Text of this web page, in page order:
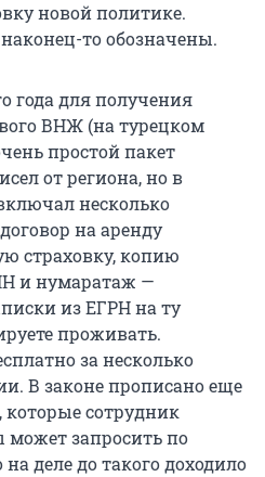
новой политике.
то обозначены.
года для получения
ВНЖ (на турецком
простой пакет
от региона, но в
несколько
на аренду
страховку, копию
и нумаратаж —
из ЕГРН на ту
проживать.
за несколько
В законе прописано еще
которые сотрудник
запросить по
деле до такого доходило